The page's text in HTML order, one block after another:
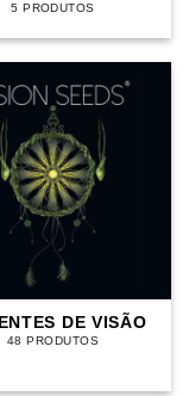
5 PRODUTOS
DE VISÃO
48 PRODUTOS